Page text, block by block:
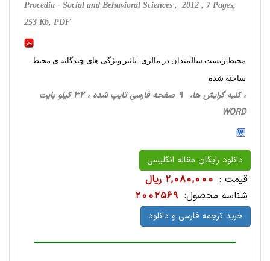
Procedia - Social and Behavioral Sciences , 2012 , 7 Pages,
253 Kb, PDF
محیط زیست سالمندان در مالزی: تاثیر ویژگی های چندگانه ی محیط
ساخته شده
، کلیه گرایش ها، 9 صفحه فارسی تایپ شده ، 32 کیلو بایت
WORD
دانلود رایگان مقاله انگلیسی
قیمت : 2,080,000 ریال
شناسه محصول: 2002569
خرید ترجمه فارسی و دانلود